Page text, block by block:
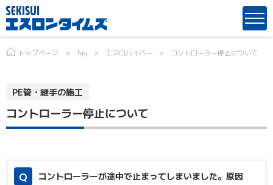
トップページ faq エスロハイパー コントローラー停止について
PE管・継手の施工
コントローラー停止について
コントローラーが途中で止まってしまいました。原因